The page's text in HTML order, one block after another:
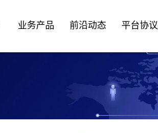
业务产品 前沿动态 平台协议